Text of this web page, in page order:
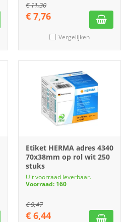
€11,30
€ 7,76
Vergelijken
Etiket HERMA adres 4340
70x38mm op rol wit 250
stuks
Uit voorraad leverbaar.
Voorraad: 160
€9,47
€ 6,44